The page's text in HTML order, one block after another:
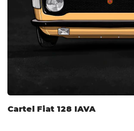
Cartel Fiat 128 IAVA